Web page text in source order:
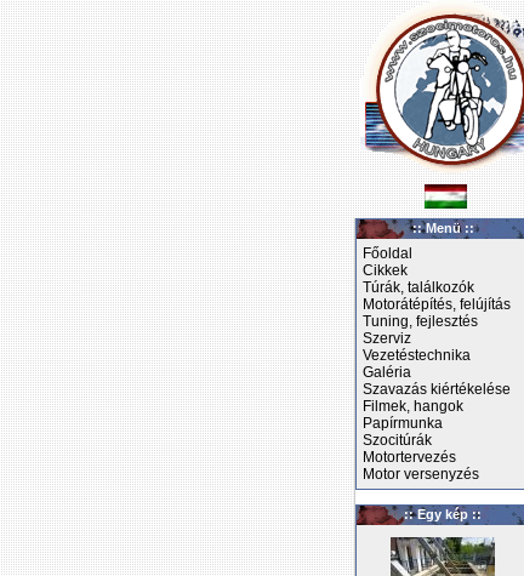
:: Menü ::
Főoldal
Cikkek
Túrák, találkozók
Motorátépítés, felújítás
Tuning, fejlesztés
Szerviz
Vezetéstechnika
Galéria
Szavazás kiértékelése
Filmek, hangok
Papírmunka
Szocitúrák
Motortervezés
Motor versenyzés
:: Egy kép ::